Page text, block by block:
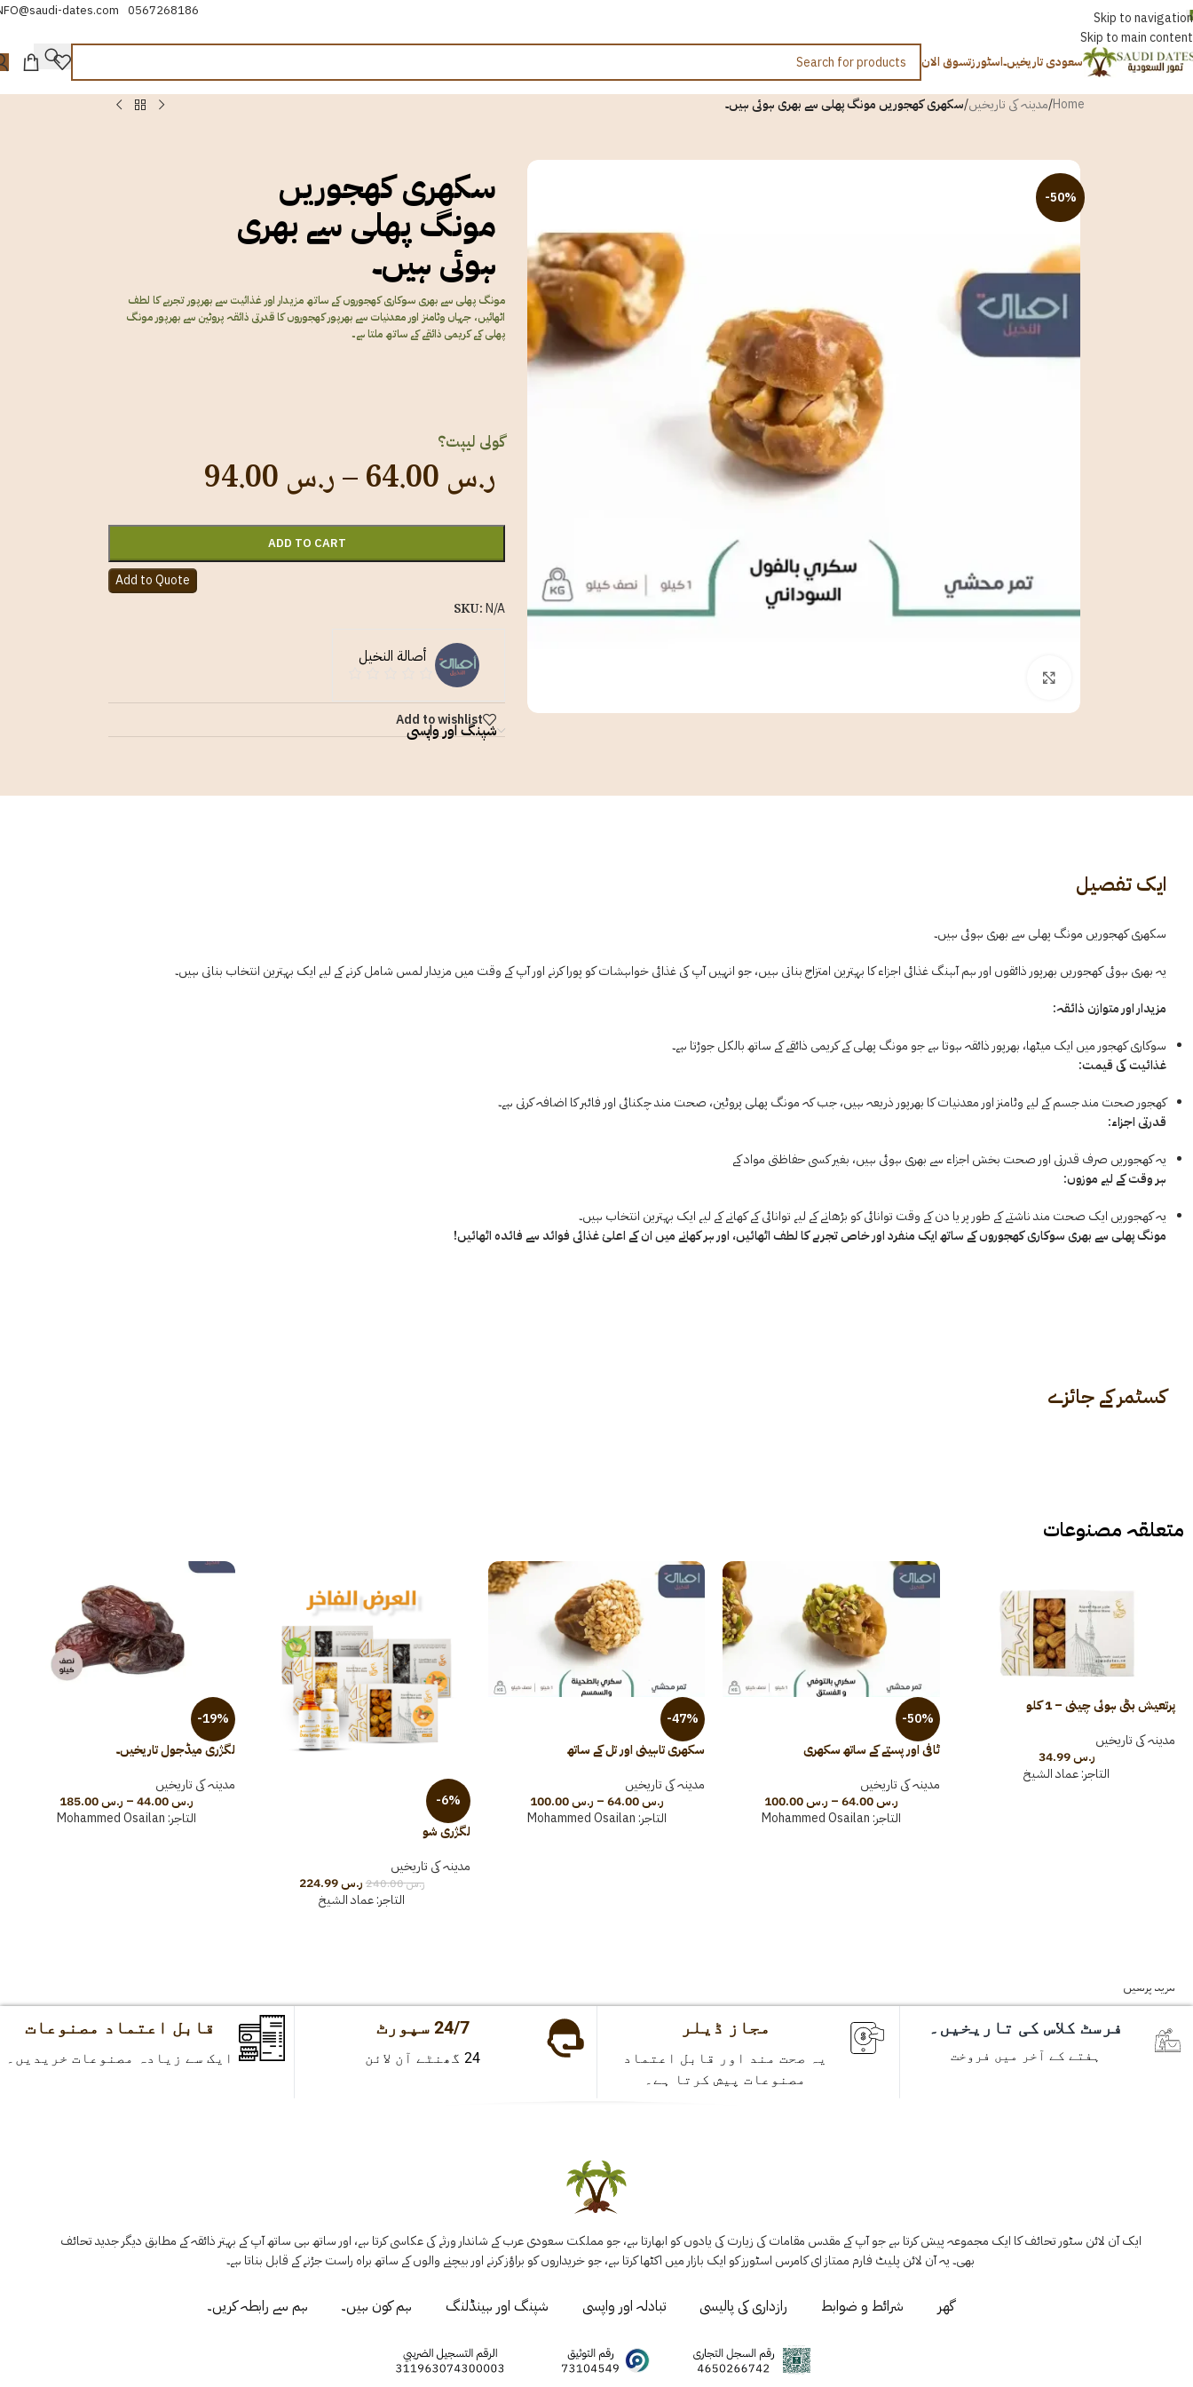
Skip to navigation
Skip to main content
اردو 0567268186
dates.com
سعودی تاریخیں۔اسٹورزتسوق الان
Home
/مدینہ کی تاریخیں/سکھری کھجوریں مونگ پھلی سے بھری ہوئی ہیں۔
-50% سکھری کھجوریں
مونگ پھلی سے بھری
ہوئی ہیں۔
مونگ پھلی سے بھری سوکاری کھجوروں کے ساتھ مزیدار اور غذائیت سے بھرپور تجربے کا لطف
اٹھائیں، جہاں وٹامنز اور معدنیات سے بھرپور کھجوروں کا قدرتی ذائقہ پروٹین سے بھرپور مونگ
پھلی کے کریمی ذائقے کے ساتھ ملتا ہے۔
گولی لیپت؟
ر.س –ر.س
ADD TO CART
Add to Quote
SKU:N/A
أصالة النخيل
Add to wishlist
شپنگ اور واپسی
ایک تفصیل
سکھری کھجوریں مونگ پھلی سے بھری ہوئی ہیں۔
یہ بھری ہوئی کھجوریں بھرپور ذائقوں اور ہم آہنگ غذائی اجزاء کا بہترین امتزاج بناتی ہیں، جو انہیں آپ کی غذائی خواہشات کو پورا کرنے اور آپ کے وقت میں مزیدار لمس شامل کرنے کے لیے ایک بہترین انتخاب بناتی ہیں۔
مزیدار اور متوازن ذائقہ:
سوکاری کھجور میں ایک میٹھا، بھرپور ذائقہ ہوتا ہے جو مونگ پھلی کے کریمی ذائقے کے ساتھ بالکل جوڑتا ہے۔
غذائیت کی قیمت:
کھجور صحت مند جسم کے لیے وٹامنز اور معدنیات کا بھرپور ذریعہ ہیں، جب کہ مونگ پھلی پروٹین، صحت مند چکنائی اور فائبر کا اضافہ کرتی ہے۔
قدرتی اجزاء:
یہ کھجوریں صرف قدرتی اور صحت بخش اجزاء سے بھری ہوئی ہیں، بغیر کسی حفاظتی مواد کے
ہر وقت کے لیے موزوں:
یہ کھجوریں ایک صحت مند ناشتے کے طور پر یا دن کے وقت توانائی کو بڑھانے کے لیے توانائی کے کھانے کے لیے ایک بہترین انتخاب ہیں۔
مونگ پھلی سے بھری سوکاری کھجوروں کے ساتھ ایک منفرد اور خاص تجربے کا لطف اٹھائیں، اور ہر کھانے میں ان کے اعلیٰ غذائی فوائد سے فائدہ اٹھائیں!
کسٹمر کے جائزے
متعلقہ مصنوعات
پرتعیش بٹی ہوئی چینی – 1 کلو
مدینہ کی تاریخیں
ر.س34.99
التاجر:عماد الشيخ
-50%
ٹافی اور پستے کے ساتھ سکھری
مدینہ کی تاریخیں
ر.س64.00
– ر.س100.00
التاجر: Mohammed Osailan
-47%
سکھری تاہینی اور تل کے ساتھ
مدینہ کی تاریخیں
ر.س64.00
– ر.س100.00
التاجر: Mohammed Osailan
-6%
لگژری شو
مدینہ کی تاریخیں
ر.س240.00 ر.س224.99
التاجر:عماد الشيخ
-19%
لگژری میڈجول تاریخیں۔
مدینہ کی تاریخیں
ر.س44.00
– ر.س185.00
التاجر: Mohammed Osailan
مزید پڑھیں
فرسٹ کلاس کی تاریخیں۔
ہفتے کے آخر میں فروخت
مجاز ڈیلر
یہ صحت مند اور قابل اعتماد
مصنوعات پیش کرتا ہے۔
24/7 سپورٹ
24 گھنٹے آن لائن
قابل اعتماد مصنوعات
ایک سے زیادہ مصنوعات خریدیں۔
ایک آن لائن سٹور تحائف کا ایک مجموعہ پیش کرتا ہے جو آپ کے مقدس مقامات کی زیارت کی یادوں کو ابھارتا ہے، جو مملکت سعودی عرب کے شاندار ورثے کی عکاسی کرتا ہے، اور ساتھ ہی ساتھ آپ کے بہتر ذائقہ کے مطابق دیگر جدید تحائف
بھی۔ یہ آن لائن پلیٹ فارم ممتاز ای کامرس اسٹورز کو ایک بازار میں اکٹھا کرتا ہے، جو خریداروں کو براؤز کرنے اور بیچنے والوں کے ساتھ براہ راست جڑنے کے قابل بناتا ہے۔
گھر شرائط و ضوابط رازداری کی پالیسی تبادلہ اور واپسی شپنگ اور ہینڈلنگ ہم کون ہیں۔ ہم سے رابطہ کریں۔